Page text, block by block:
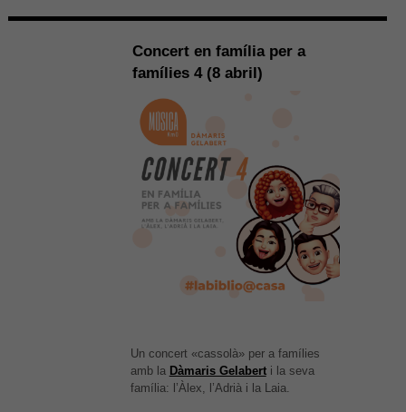
Concert en família per a
famílies 4 (8 abril)
Un concert «cassolà» per a famílies
amb la Dàmaris Gelaberti la seva
família: l’Àlex, l’Adrià i la Laia.